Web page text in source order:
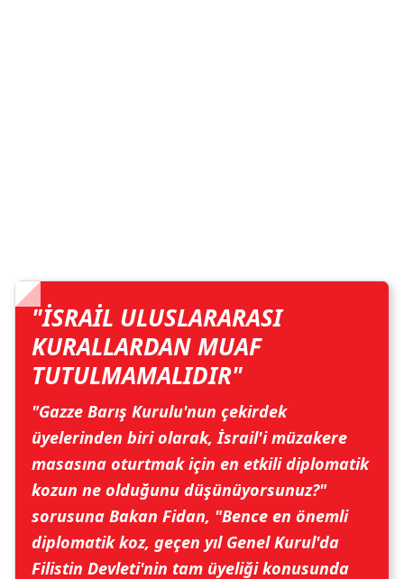
"İSRAİL ULUSLARARASI
KURALLARDAN MUAF
TUTULMAMALIDIR"
"Gazze Barış Kurulu'nun çekirdek
üyelerinden biri olarak, İsrail'i müzakere
masasına oturtmak için en etkili diplomatik
kozun ne olduğunu düşünüyorsunuz?"
sorusuna Bakan Fidan, "Bence en önemli
diplomatik koz, geçen yıl Genel Kurul'da
Filistin Devleti'nin tam üyeliği konusunda